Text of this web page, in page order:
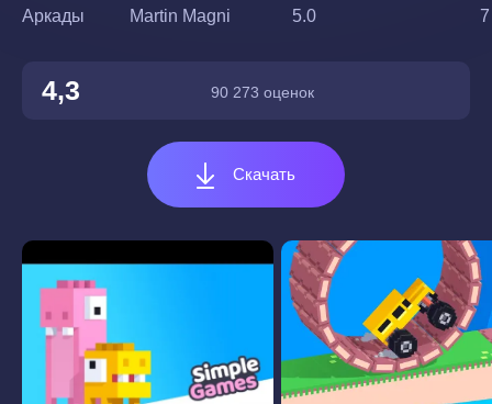
Аркады
Martin Magni
5.0
4,3 90 273 оценок
Скачать